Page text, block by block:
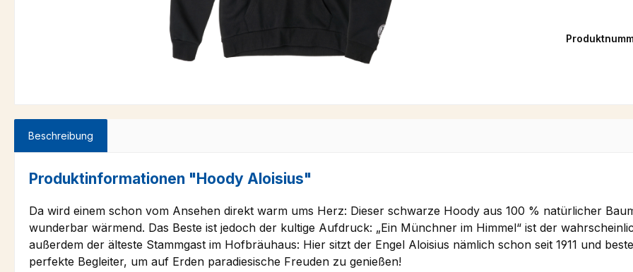
Beschreibung
Produktinformationen "Hoody Aloisius"
Da wird einem schon vom Ansehen direkt warm ums Herz: Dieser schwarze Hoody aus 100 % natürlicher
wunderbar wärmend. Das Beste ist jedoch der kultige Aufdruck: „Ein Münchner im Himmel“ ist der
außerdem der älteste Stammgast im Hofbräuhaus: Hier sitzt der Engel Aloisius nämlich schon seit 1911 und
perfekte Begleiter, um auf Erden paradiesische Freuden zu genießen!